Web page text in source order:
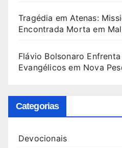
Tragédia em Atenas:
Encontrada Morta em
Flávio Bolsonaro
Evangélicos em Nova
Categorias
Devocionais